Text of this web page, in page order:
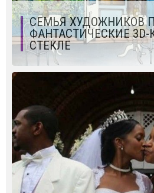
СЕМЬЯ ХУДОЖНИКОВ
ФАНТАСТИЧЕСКИЕ
СТЕКЛЕ